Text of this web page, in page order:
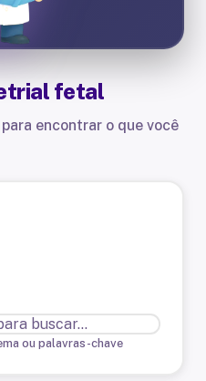
fetal
encontrar o que você
ou palavras-chave